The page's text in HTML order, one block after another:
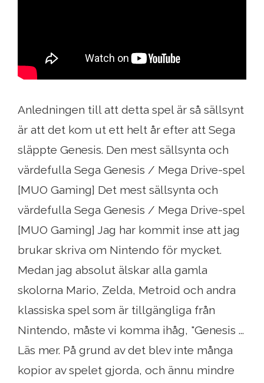
Anledningen till att detta spel är så sällsynt
är att det kom ut ett helt år efter att Sega
släppte Genesis. Den mest sällsynta och
värdefulla Sega Genesis / Mega Drive-spel
[MUO Gaming] Det mest sällsynta och
värdefulla Sega Genesis / Mega Drive-spel
[MUO Gaming] Jag har kommit inse att jag
brukar skriva om Nintendo för mycket.
Medan jag absolut älskar alla gamla
skolorna Mario, Zelda, Metroid och andra
klassiska spel som är tillgängliga från
Nintendo, måste vi komma ihåg, "Genesis ...
Läs mer. På grund av det blev inte många
kopior av spelet gjorda, och ännu mindre